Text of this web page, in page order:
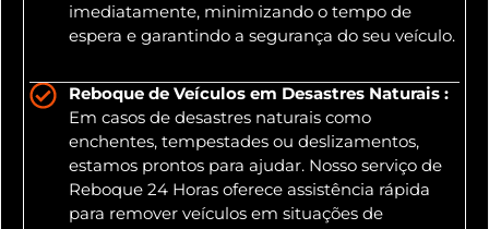
imediatamente, minimizando o tempo de
espera e garantindo a segurança do seu veículo.
Reboque de Veículos em Desastres Naturais :
Em casos de desastres naturais como
enchentes, tempestades ou deslizamentos,
estamos prontos para ajudar. Nosso serviço de
Reboque 24 Horas oferece assistência rápida
para remover veículos em situações de